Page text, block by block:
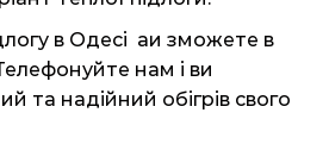
в Одесі аи зможете в
нам і ви
та надійний обігрів свого